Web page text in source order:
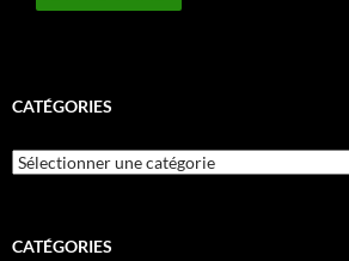
CATÉGORIES
Catégories
CATÉGORIES